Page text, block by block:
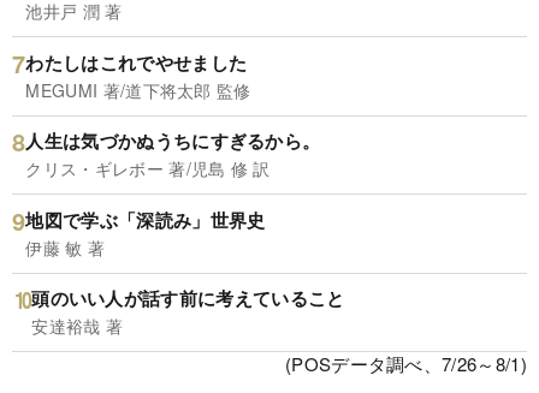
池井戸 潤 著
わたしはこれでやせました
MEGUMI 著/道下将太郎 監修
人生は気づかぬうちにすぎるから。
クリス・ギレボー 著/児島 修 訳
地図で学ぶ「深読み」世界史
伊藤 敏 著
頭のいい人が話す前に考えていること
安達裕哉 著
(POSデータ調べ、7/26～8/1)